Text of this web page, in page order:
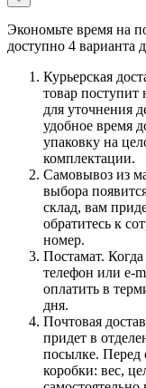
Экономьте время на
доступно 4 варианта
Курьерская
товар поступит
для уточнения
удобное время
упаковку на
комплектации.
Самовывоз из
выбора
склад, вам
обратитесь к
номер.
Постамат.
телефон или e-
оплатить в
дня.
Почтовая
придет в
посылке. Перед
коробки: вес,